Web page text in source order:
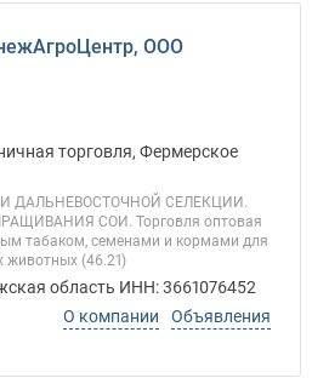
ООО
торговля, Фермерское
ДАЛЬНЕВОСТОЧНОЙ СЕЛЕКЦИИ.
СОИ. Торговля оптовая
табаком, семенами и кормами для
животных (46.21)
область ИНН: 3661076452
О компании
Объявления